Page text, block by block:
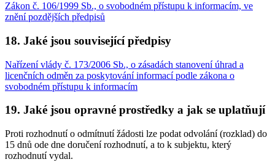
Zákon č. 106/1999 Sb., o svobodném přístupu k informacím, ve
znění pozdějších předpisů
18. Jaké jsou související předpisy
Nařízení vlády č. 173/2006 Sb., o zásadách stanovení úhrad a
licenčních odměn za poskytování informací podle zákona o
svobodném přístupu k informacím
19. Jaké jsou opravné prostředky a jak se uplatňují
Proti rozhodnutí o odmítnutí žádosti lze podat odvolání (rozklad) do
15 dnů ode dne doručení rozhodnutí, a to k subjektu, který
rozhodnutí vydal.